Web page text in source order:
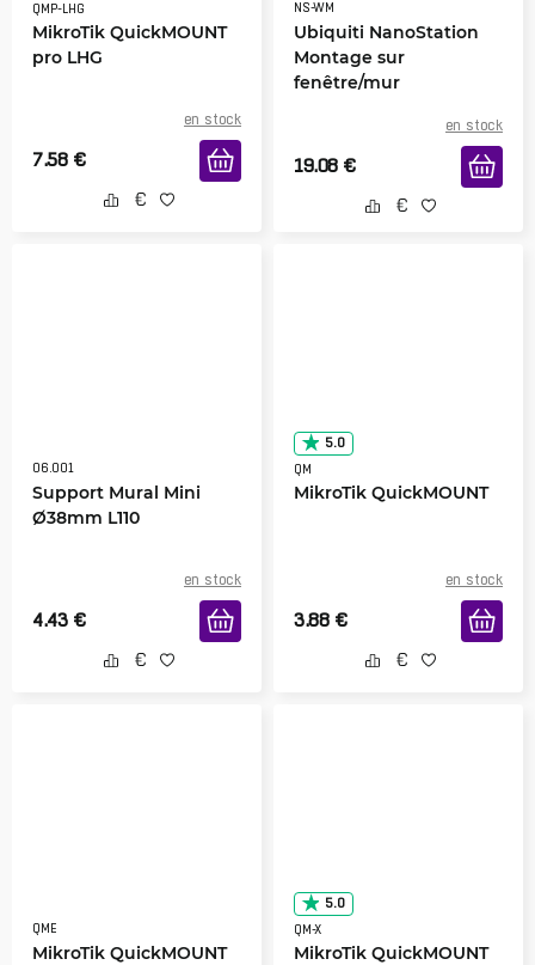
QMP-LHG
MikroTik QuickMOUNT
pro LHG
en stock
7.58 €
NS-WM
Ubiquiti NanoStation
Montage sur
fenêtre/mur
en stock
19.08 €
06.001
Support Mural Mini
Ø38mm L110
en stock
4.43 €
5.0
QM
MikroTik QuickMOUNT
en stock
3.88 €
QME
MikroTik QuickMOUNT
5.0
QM-X
MikroTik QuickMOUNT